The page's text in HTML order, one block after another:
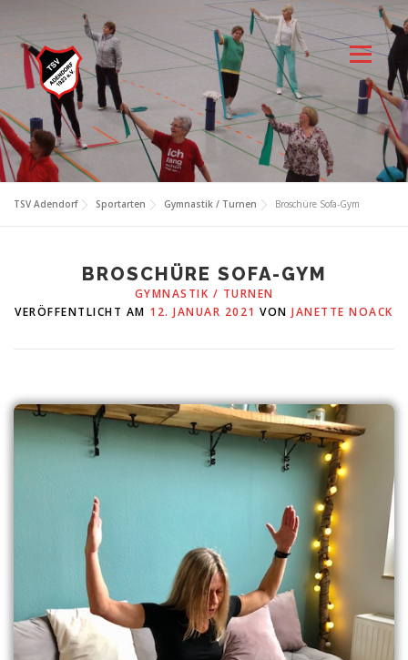
springen
Menü
TSV Adendorf Sportarten Gymnastik / Turnen Broschüre Sofa-Gym
BROSCHÜRE SOFA-GYM
GYMNASTIK / TURNEN
VERÖFFENTLICHT AM 12. JANUAR 2021 VONJANETTE NOACK